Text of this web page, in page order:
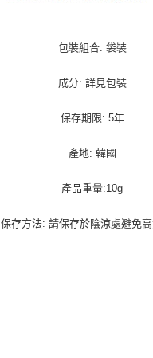
包裝組合: 袋裝
成分: 詳見包裝
保存期限: 5年
產地: 韓國
產品重量:10g
保存方法: 請保存於陰涼處避免